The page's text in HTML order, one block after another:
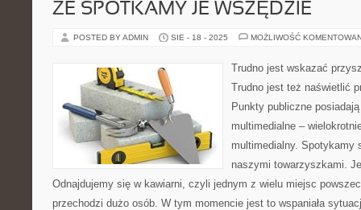
ŻE SPOTKAMY JE WSZĘDZIE
POSTED BY ADMIN SIE - 18 - 2025 MOŻLIWOŚĆ
Trudno jest wskazać
Trudno jest też naświetlić
Punkty publiczne
multimedialne –
multimedialny. Spotykamy
naszymi towarzyszkami.
Odnajdujemy się w kawiarni, czyli jednym z wielu miejsc
przechodzi dużo osób. W tym momencie jest to wspaniała